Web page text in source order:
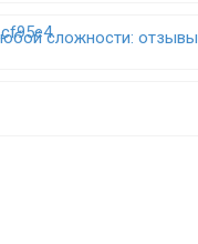
сложности: